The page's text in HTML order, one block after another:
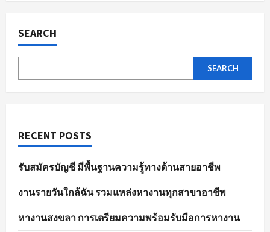
มี
pagination
SEARCH
SEARCH
RECENT POSTS
รับสมัครบัญชี มีพื้นฐานความรู้ทางด้านสายอาชีพ
งานรายวันใกล้ฉัน รวมแหล่งหางานทุกสาขาอาชีพ
หางานสงขลา การเตรียมความพร้อมรับมือการหางาน